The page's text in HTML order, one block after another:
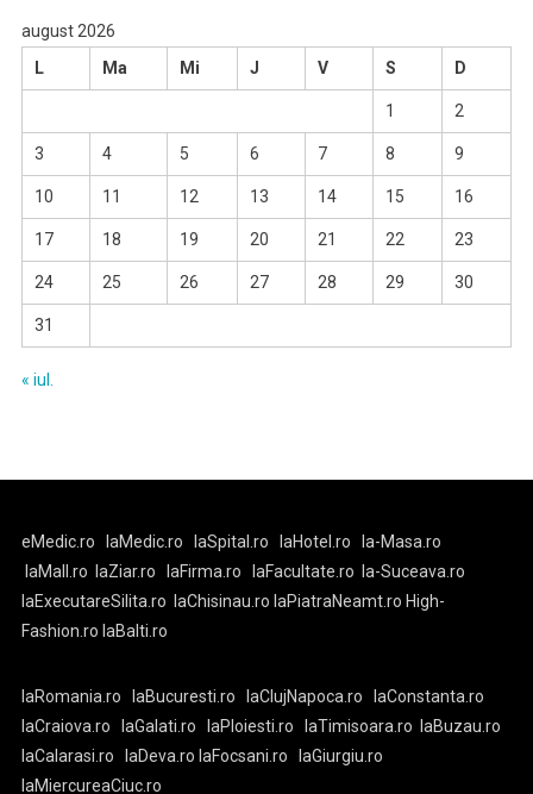
august 2026
L
Ma Mi J V S D
1 2
3 4 5 6 7 8 9
10 11 12 13 14 15 16
17 18 19 20 21 22 23
24 25 26 27 28 29 30
31
« iul.
eMedic.ro laMedic.ro laSpital.ro laHotel.ro
la-Masa.ro
laMall.ro
laZiar.ro laFirma.ro laFacultate.ro
la-Suceava.ro
laExecutareSilita.ro
laChisinau.ro laPiatraNeamt.ro High-
Fashion.ro laBalti.ro
laRomania.ro laBucuresti.ro laClujNapoca.ro
laConstanta.ro
laCraiova.ro
laGalati.ro laPloiesti.ro laTimisoara.ro
laBuzau.ro
laCalarasi.ro
laDeva.ro laFocsani.ro
laGiurgiu.ro
laMiercureaCiuc.ro